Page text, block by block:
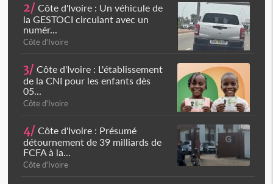
2/ Côte d'Ivoire : Un véhicule de
la GESTOCI circulant avec un
numér...
Côte d'Ivoire
3/ Côte d'Ivoire : L'établissement
de la CNI pour les enfants dès
05...
Côte d'Ivoire
4/ Côte d'Ivoire : Présumé
détournement de 39 milliards de
FCFA à la...
Côte d'Ivoire